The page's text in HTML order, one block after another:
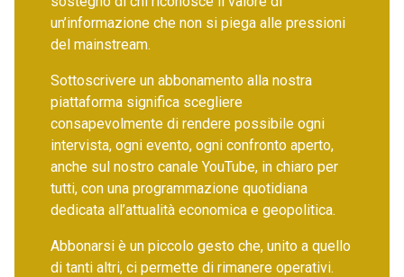
un’informazione che non si piega alle pressioni
del mainstream.
Sottoscrivere un abbonamento alla nostra
piattaforma significa scegliere
consapevolmente di rendere possibile ogni
intervista, ogni evento, ogni confronto aperto,
anche sul nostro canale YouTube, in chiaro per
tutti, con una programmazione quotidiana
dedicata all’attualità economica e geopolitica.
Abbonarsi è un piccolo gesto che, unito a quello
di tanti altri, ci permette di rimanere operativi.